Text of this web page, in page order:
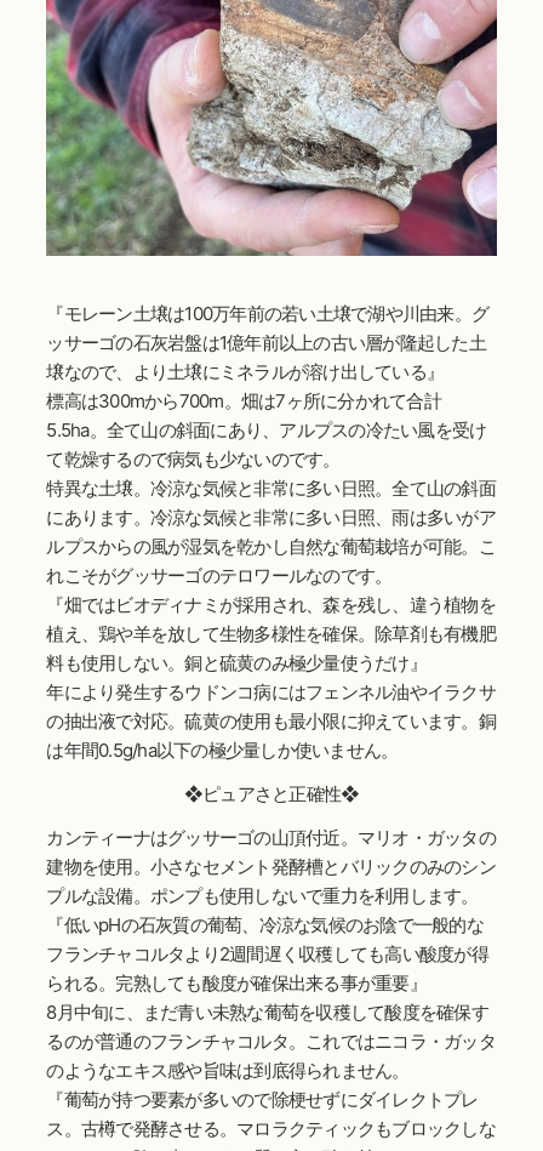
『モレーン土壌は100万年前の若い土壌で湖や川由来。グ
ッサーゴの石灰岩盤は1億年前以上の古い層が隆起した土
壌なので、より土壌にミネラルが溶け出している』
標高は300mから700m。畑は7ヶ所に分かれて合計
5.5ha。全て山の斜面にあり、アルプスの冷たい風を受け
て乾燥するので病気も少ないのです。
特異な土壌。冷涼な気候と非常に多い日照。全て山の斜面
にあります。冷涼な気候と非常に多い日照、雨は多いがア
ルプスからの風が湿気を乾かし自然な葡萄栽培が可能。こ
れこそがグッサーゴのテロワールなのです。
『畑ではビオディナミが採用され、森を残し、違う植物を
植え、鶏や羊を放して生物多様性を確保。除草剤も有機肥
料も使用しない。銅と硫黄のみ極少量使うだけ』
年により発生するウドンコ病にはフェンネル油やイラクサ
の抽出液で対応。硫黄の使用も最小限に抑えています。銅
は年間0.5g/ha以下の極少量しか使いません。
❖ピュアさと正確性❖
カンティーナはグッサーゴの山頂付近。マリオ・ガッタの
建物を使用。小さなセメント発酵槽とバリックのみのシン
プルな設備。ポンプも使用しないで重力を利用します。
『低いpHの石灰質の葡萄、冷涼な気候のお陰で一般的な
フランチャコルタより2週間遅く収穫しても高い酸度が得
られる。完熟しても酸度が確保出来る事が重要』
8月中旬に、まだ青い未熟な葡萄を収穫して酸度を確保す
るのが普通のフランチャコルタ。これではニコラ・ガッタ
のようなエキス感や旨味は到底得られません。
『葡萄が持つ要素が多いので除梗せずにダイレクトプレ
ス。古樽で発酵させる。マロラクティックもブロックしな